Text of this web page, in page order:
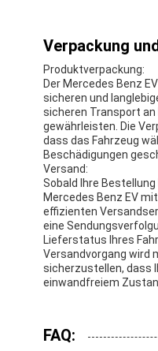
Verpackung
Produktverpackung:
Der Mercedes Benz
sicheren und
sicheren Transport
gewährleisten. Die
dass das Fahrzeug
Beschädigungen
Versand:
Sobald Ihre
Mercedes Benz EV
effizienten
eine
Lieferstatus Ihres
Versandvorgang wird
sicherzustellen, dass
einwandfreiem
FAQ: